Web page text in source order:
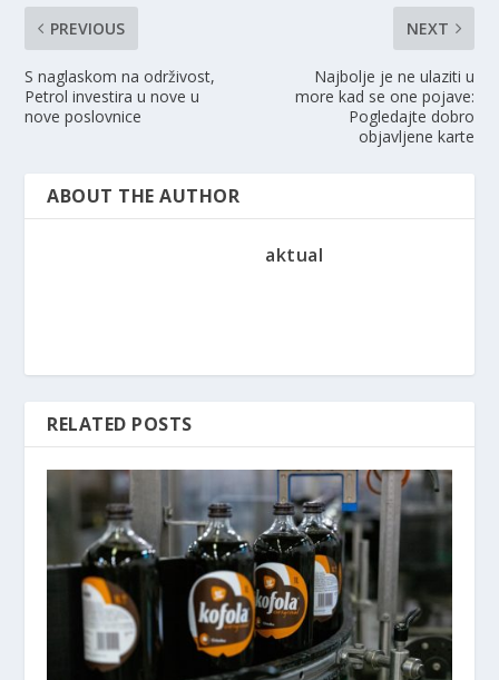
PREVIOUS
S naglaskom na održivost,
Petrol investira u nove u
nove poslovnice
NEXT
Najbolje je ne ulaziti u
more kad se one pojave:
Pogledajte dobro
objavljene karte
ABOUT THE AUTHOR
aktual
RELATED POSTS